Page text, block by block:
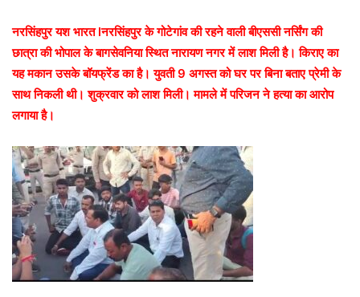
नरसिंहपुर यश भारत lनरसिंहपुर के गोटेगांव की रहने वाली बीएससी नर्सिंग की
छात्रा की भोपाल के बागसेवनिया स्थित नारायण नगर में लाश मिली है। किराए का
यह मकान उसके बॉयफ्रेंड का है। युवती 9 अगस्त को घर पर बिना बताए प्रेमी के
साथ निकली थी। शुक्रवार को लाश मिली। मामले में परिजन ने हत्या का आरोप
लगाया है।